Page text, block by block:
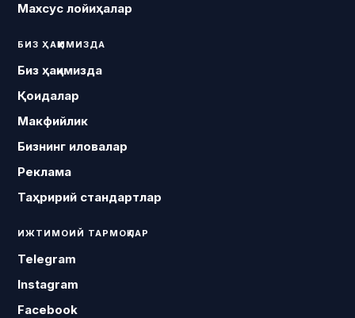
Махсус лойиҳалар
БИЗ ҲАҚИМИЗДА
Биз ҳақимизда
Қоидалар
Макфийлик
Бизнинг иловалар
Реклама
Таҳририй стандартлар
ИЖТИМОИЙ ТАРМОҚЛАР
Telegram
Instagram
Facebook